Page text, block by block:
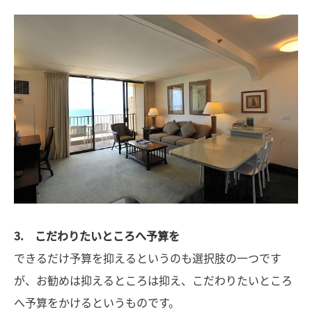
3. こだわりたいところへ予算を
できるだけ予算を抑えるというのも選択肢の一つです
が、お勧めは抑えるところは抑え、こだわりたいところ
へ予算をかけるというものです。